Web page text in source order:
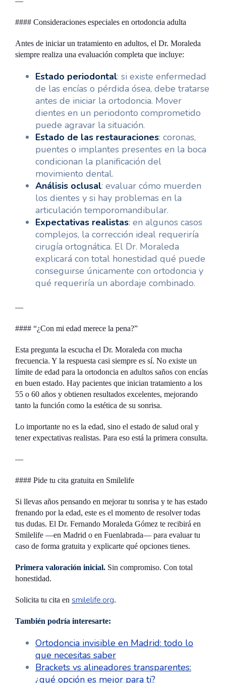
#### Consideraciones especiales en ortodoncia adulta
Antes de iniciar un tratamiento en adultos, el Dr. Moraleda
siempre realiza una evaluación completa que incluye:
Estado periodontal: si existe enfermedad
de las encías o pérdida ósea, debe tratarse
antes de iniciar la ortodoncia. Mover
dientes en un periodonto comprometido
puede agravar la situación.
Estado de las restauraciones: coronas,
puentes o implantes presentes en la boca
condicionan la planificación del
movimiento dental.
Análisis oclusal: evaluar cómo muerden
los dientes y si hay problemas en la
articulación temporomandibular.
Expectativas realistas: en algunos casos
complejos, la corrección ideal requeriría
cirugía ortognática. El Dr. Moraleda
explicará con total honestidad qué puede
conseguirse únicamente con ortodoncia y
qué requeriría un abordaje combinado.
—
#### “¿Con mi edad merece la pena?”
Esta pregunta la escucha el Dr. Moraleda con mucha
frecuencia. Y la respuesta casi siempre es sí. No existe un
límite de edad para la ortodoncia en adultos saños con encías
en buen estado. Hay pacientes que inician tratamiento a los
55 o 60 años y obtienen resultados excelentes, mejorando
tanto la función como la estética de su sonrisa.
Lo importante no es la edad, sino el estado de salud oral y
tener expectativas realistas. Para eso está la primera consulta.
—
#### Pide tu cita gratuita en Smilelife
Si llevas años pensando en mejorar tu sonrisa y te has estado
frenando por la edad, este es el momento de resolver todas
tus dudas. El Dr. Fernando Moraleda Gómez te recibirá en
Smilelife —en Madrid o en Fuenlabrada— para evaluar tu
caso de forma gratuita y explicarte qué opciones tienes.
Primera valoración inicial. Sin compromiso. Con total
honestidad.
Solicita tu cita en smilelife.org.
También podría interesarte:
Ortodoncia invisible en Madrid: todo lo
que necesitas saber
Brackets vs alineadores transparentes:
¿qué opción es mejor para ti?